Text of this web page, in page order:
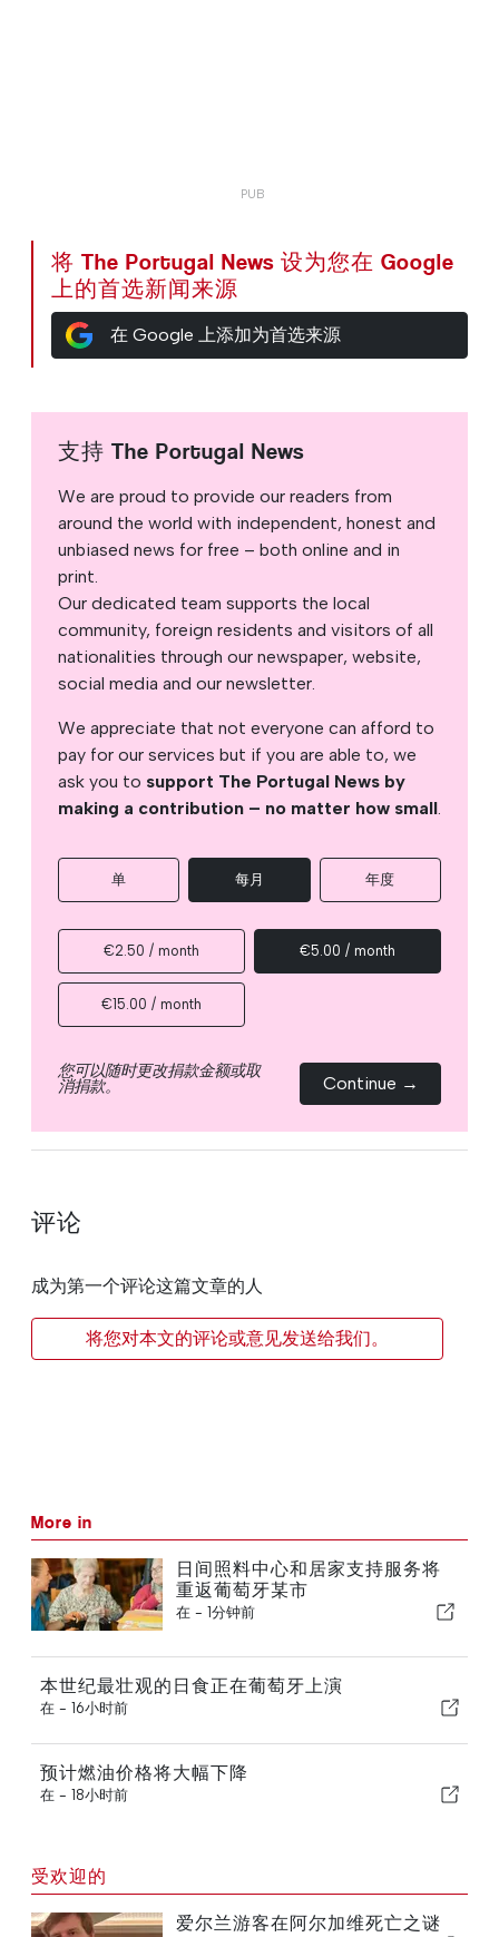
将 The Portugal News 设为您在 Google
上的首选新闻来源
在 Google 上添加为首选来源
支持 The Portugal News
We are proud to provide our readers from
around the world with independent, honest and
unbiased news for free – both online and in
print.
Our dedicated team supports the local
community, foreign residents and visitors of all
nationalities through our newspaper, website,
social media and our newsletter.
We appreciate that not everyone can afford to
pay for our services but if you are able to, we
ask you to support The Portugal News by
making a contribution – no matter how small.
单 每月 年度
€2.50 / month €5.00 / month
€15.00 / month
您可以随时更改捐款金额或取
消捐款。 Continue →
评论
成为第一个评论这篇文章的人
将您对本文的评论或意见发送给我们。
More in
日间照料中心和居家支持服务将
重返葡萄牙某市
在 - 1分钟前
本世纪最壮观的日食正在葡萄牙上演
在 - 16小时前
预计燃油价格将大幅下降
在 - 18小时前
受欢迎的
爱尔兰游客在阿尔加维死亡之谜